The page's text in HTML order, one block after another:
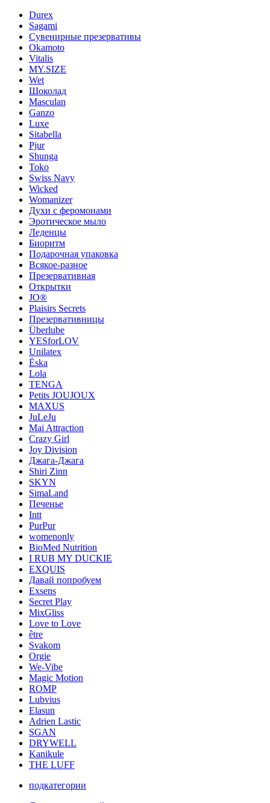
Durex
Sagami
Сувенирные презервативы
Okamoto
Vitalis
MY.SIZE
Wet
Шоколад
Masculan
Ganzo
Luxe
Sitabella
Pjur
Shunga
Toko
Swiss Navy
Wicked
Womanizer
Духи с феромонами
Эротическое мыло
Леденцы
Биоритм
Подарочная упаковка
Всякое-разное
Презервативная
Открытки
JO®
Plaisirs Secrets
Презервативницы
Überlube
YESforLOV
Unilatex
Ёska
Lola
TENGA
Petits JOUJOUX
MAXUS
JuLeJu
Mai Attraction
Crazy Girl
Joy Division
Джага-Джага
Shiri Zinn
SKYN
SimaLand
Печенье
Intt
PurPur
womenonly
BioMed Nutrition
I RUB MY DUCKIE
EXQUIS
Давай попробуем
Exsens
Secret Play
MixGliss
Love to Love
être
Svakom
Orgie
We-Vibe
Magic Motion
ROMP
Lubvius
Elasun
Adrien Lastic
SGAN
DRYWELL
Kanikule
THE LUFF
подкатегории